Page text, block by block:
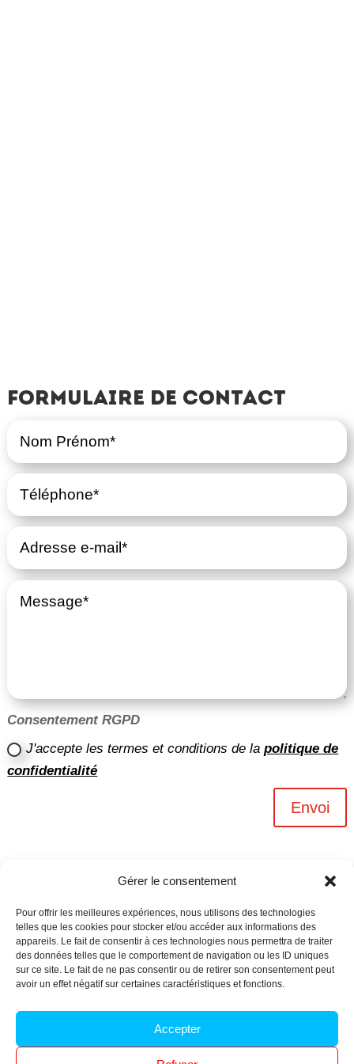
Gérer le consentement
Pour offrir les meilleures expériences, nous utilisons des technologies
telles que les cookies pour stocker et/ou accéder aux informations des
appareils. Le fait de consentir à ces technologies nous permettra de traiter
des données telles que le comportement de navigation ou les ID uniques
sur ce site. Le fait de ne pas consentir ou de retirer son consentement peut
avoir un effet négatif sur certaines caractéristiques et fonctions.
Accepter
Formulaire de contact
Consentement RGPD
J'accepte les termes et conditions de lapolitique de
confidentialité
Envoi
Archives n-6
Politique de confidentialité–